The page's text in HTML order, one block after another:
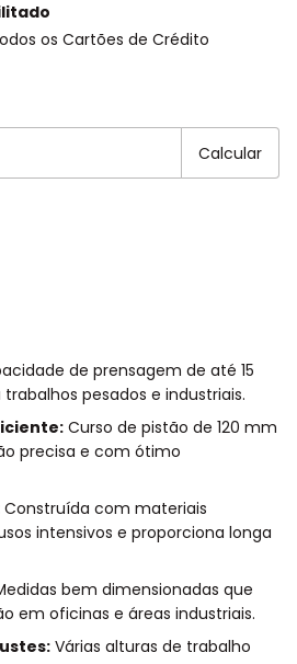
os Cartões de Crédito
Calcular
de prensagem de até 15
pesados e industriais.
Curso de pistão de 120 mm
precisa e com ótimo
Construída com materiais
intensivos e proporciona longa
bem dimensionadas que
em oficinas e áreas industriais.
Várias alturas de trabalho